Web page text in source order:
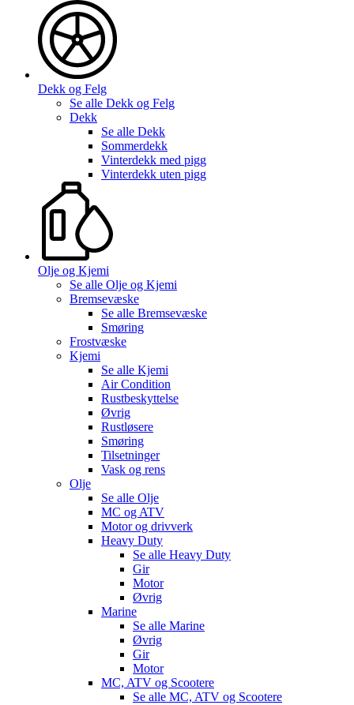
Dekk og Felg
Se alle Dekk og Felg
Dekk
Se alle Dekk
Sommerdekk
Vinterdekk med pigg
Vinterdekk uten pigg
Olje og Kjemi
Se alle Olje og Kjemi
Bremsevæske
Se alle Bremsevæske
Smøring
Frostvæske
Kjemi
Se alle Kjemi
Air Condition
Rustbeskyttelse
Øvrig
Rustløsere
Smøring
Tilsetninger
Vask og rens
Olje
Se alle Olje
MC og ATV
Motor og drivverk
Heavy Duty
Se alle Heavy Duty
Gir
Motor
Øvrig
Marine
Se alle Marine
Øvrig
Gir
Motor
MC, ATV og Scootere
Se alle MC, ATV og Scootere